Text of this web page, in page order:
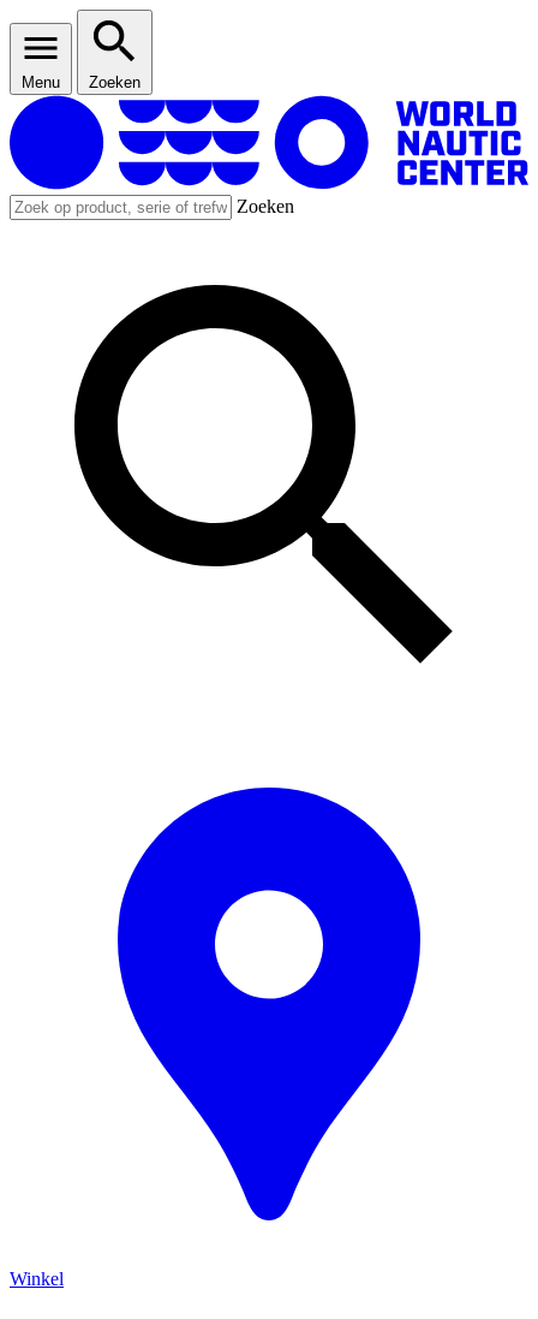
Menu Zoeken
Zoeken
Winkel